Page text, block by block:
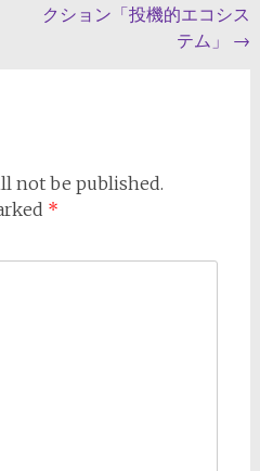
クション「投機的エコシス
テム」 →
not be published.
*